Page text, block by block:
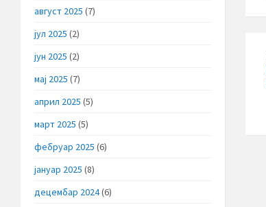
август 2025 (7)
јул 2025 (2)
јун 2025 (2)
мај 2025 (7)
април 2025 (5)
март 2025 (5)
фебруар 2025 (6)
јануар 2025 (8)
децембар 2024(6)